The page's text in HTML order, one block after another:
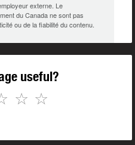
externe. Le
du Canada ne sont pas
ou de la fiabilité du contenu.
useful?
☆
☆